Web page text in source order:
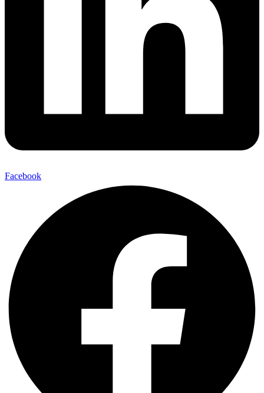
Facebook